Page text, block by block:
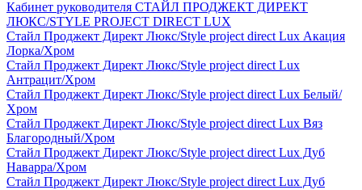
Кабинет руководителя СТАЙЛ ПРОДЖЕКТ ДИРЕКТ
ЛЮКС/STYLE PROJECT DIRECT LUX
Стайл Проджект Директ Люкс/Style project direct Lux Акация
Лорка/Хром
Стайл Проджект Директ Люкс/Style project direct Lux
Антрацит/Хром
Стайл Проджект Директ Люкс/Style project direct Lux Белый/
Хром
Стайл Проджект Директ Люкс/Style project direct Lux Вяз
Благородный/Хром
Стайл Проджект Директ Люкс/Style project direct Lux Дуб
Наварра/Хром
Стайл Проджект Директ Люкс/Style project direct Lux Дуб